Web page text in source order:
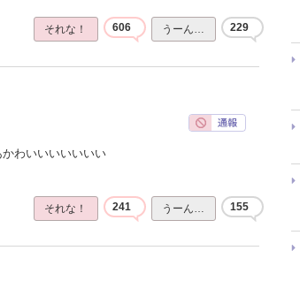
それな！ 606 うーん… 229
わいいいいいいい
それな！ 241 うーん… 155